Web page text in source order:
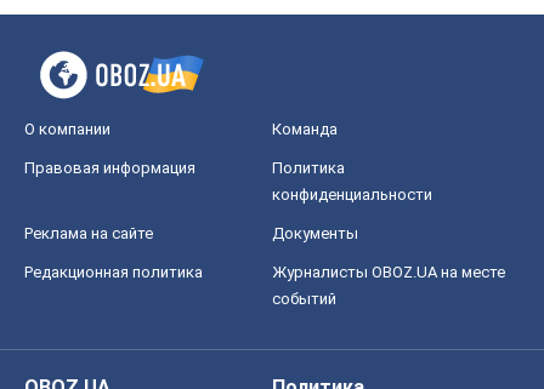
О компании Команда
Правовая информация
Политика
конфиденциальности
Реклама на сайте Документы
Редакционная политика
Журналисты OBOZ.UA на месте
событий